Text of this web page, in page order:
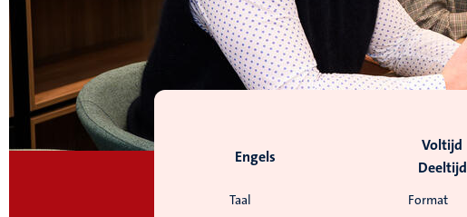
Taal
Engels
Format
Voltijd
Deeltijd